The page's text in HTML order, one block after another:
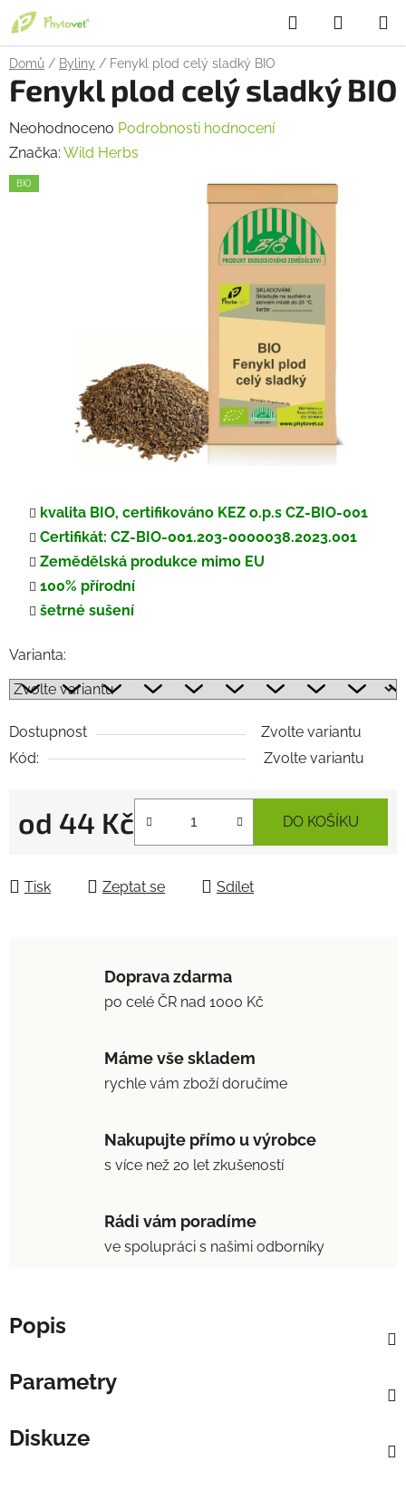
Přejít
na
obsah
Hledat
KOŠÍK
Domů / Byliny / Fenykl plod celý sladký BIO
kvalita BIO, certifikováno KEZ o.p.s CZ-BIO-001
Certifikát: CZ-BIO-001.203-0000038.2023.001
Zemědělská produkce mimo EU
100% přírodní
šetrné sušení
Varianta:
Dostupnost
Zvolte variantu
Kód:
Zvolte variantu
od 44 Kč DO KOŠÍKU
Tisk Zeptat se Sdílet
Fenykl plod celý sladký BIO
Průměrné
hodnocení
produktu
Neohodnoceno Podrobnosti hodnocení
Značka: Wild Herbs
BIO
Doprava zdarma
po celé ČR nad 1000 Kč
Máme vše skladem
rychle vám zboží doručíme
Nakupujte přímo u výrobce
s více než 20 let zkušeností
Rádi vám poradíme
ve spolupráci s našimi odborníky
Popis
Parametry
Diskuze